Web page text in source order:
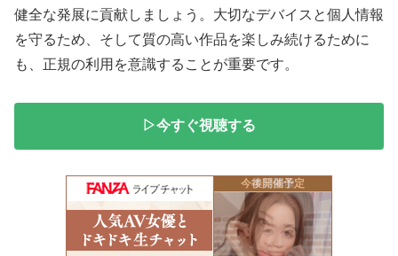
健全な発展に貢献しましょう。大切なデバイスと個人情報
を守るため、そして質の高い作品を楽しみ続けるために
も、正規の利用を意識することが重要です。
▷今すぐ視聴する